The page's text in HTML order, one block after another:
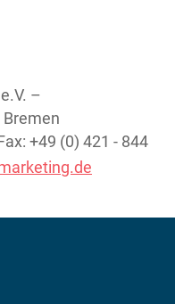
–
+49 (0) 421 - 844